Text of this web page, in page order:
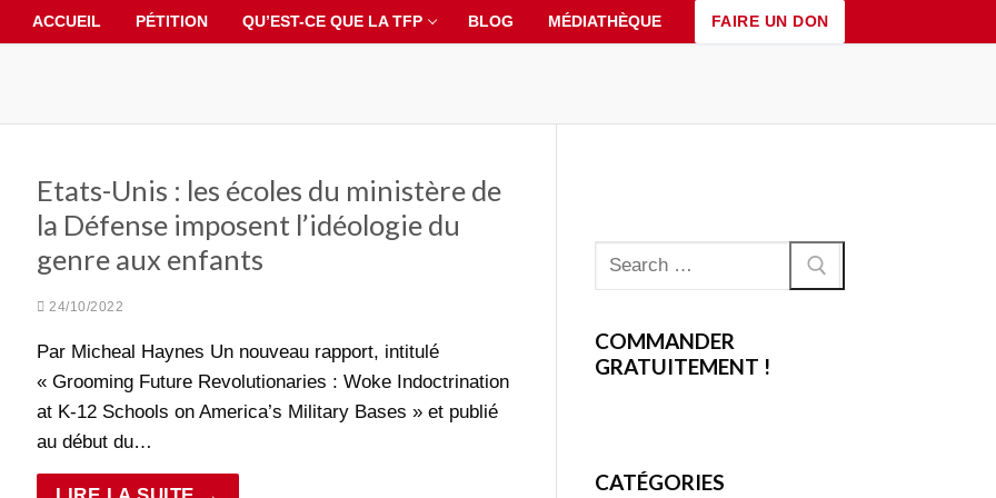
ACCUEIL PÉTITION QU’EST-CE QUE LA TFP BLOG MÉDIATHÈQUE FAIRE UN DON
Etats-Unis : les écoles du ministère de
la Défense imposent l’idéologie du
genre aux enfants
24/10/2022
Par Micheal Haynes Un nouveau rapport, intitulé
« Grooming Future Revolutionaries : Woke Indoctrination
at K-12 Schools on America’s Military Bases » et publié
au début du…
Rechercher
:
COMMANDER
GRATUITEMENT !
CATÉGORIES